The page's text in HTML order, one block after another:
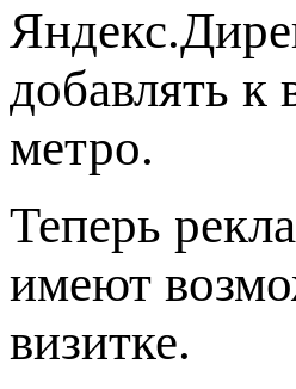
добавлять
метро.
Теперь
имеют
визитке.